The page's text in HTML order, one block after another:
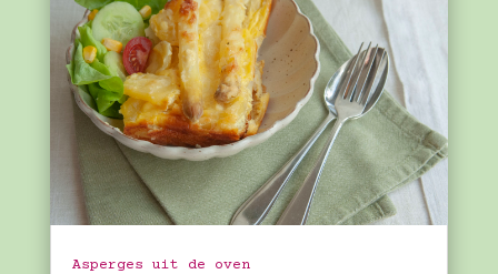
Asperges uit de oven